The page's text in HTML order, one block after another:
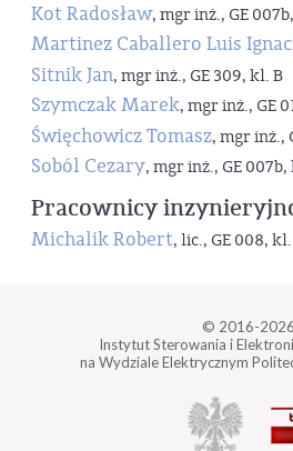
Kot Radosław, mgr inż., GE
Martinez Caballero Luis
Sitnik Jan, mgr inż., GE 309, kl. B
Szymczak Marek, mgr inż., GE
Święchowicz Tomasz, mgr inż.,
Soból Cezary, mgr inż., GE 007b,
Pracownicy
Michalik Robert, lic., GE 008,
© 2016-2026
Instytut Sterowania i
na Wydziale Elektrycznym